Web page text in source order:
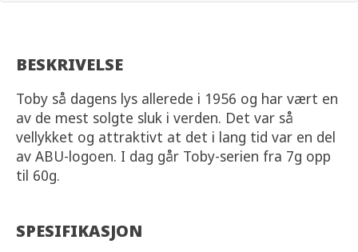
BESKRIVELSE
Toby så dagens lys allerede i 1956 og har vært en
av de mest solgte sluk i verden. Det var så
vellykket og attraktivt at det i lang tid var en del
av ABU-logoen. I dag går Toby-serien fra 7g opp
til 60g.
SPESIFIKASJON